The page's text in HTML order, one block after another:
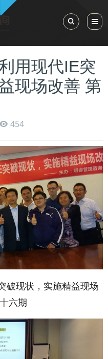
Toggle
用现代IE突
现场改善 第
454
破现状，实施精益现场
六期